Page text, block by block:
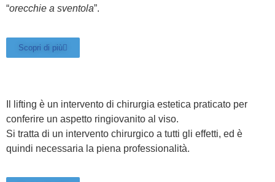
“orecchie a sventola”.
Scopri di più
Il lifting è un intervento di chirurgia estetica praticato per
conferire un aspetto ringiovanito al viso.
Si tratta di un intervento chirurgico a tutti gli effetti, ed è
quindi necessaria la piena professionalità.